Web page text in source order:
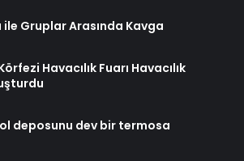
ile Gruplar Arasında Kavga
Havacılık Fuarı Havacılık
deposunu dev bir termosa